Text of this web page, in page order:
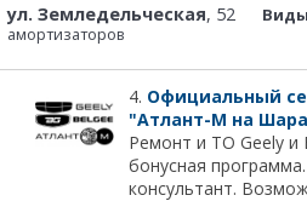
ул. Земледельческая, 52
амортизаторов
4. Официальный
"Атлант-М на
Ремонт и ТО Geely и
бонусная
консультант.